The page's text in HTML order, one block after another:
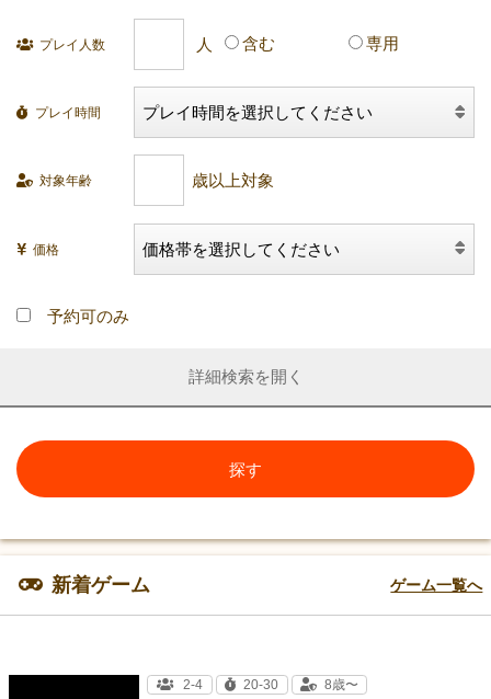
プレイ人数 含む 専用
プレイ時間
対象年齢
価格
予約可のみ
詳細検索
探す
新着ゲーム ゲーム一覧へ
2-4 20-30 8歳〜